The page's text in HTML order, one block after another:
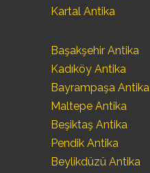
Kartal Antika
Başakşehir Antika
Kadıköy Antika
Bayrampaşa Antika
Maltepe Antika
Beşiktaş Antika
Pendik Antika
Beylikdüzü Antika